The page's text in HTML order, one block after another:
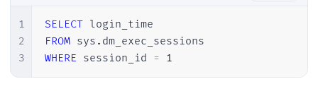
1
2
3
SELECT
FROM sys .
WHERE session_id = 1